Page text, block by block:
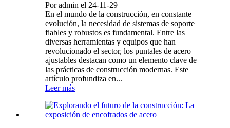
Por admin el 24-11-29
En el mundo de la construcción, en constante
evolución, la necesidad de sistemas de soporte
fiables y robustos es fundamental. Entre las
diversas herramientas y equipos que han
revolucionado el sector, los puntales de acero
ajustables destacan como un elemento clave de
las prácticas de construcción modernas. Este
artículo profundiza en...
Leer más